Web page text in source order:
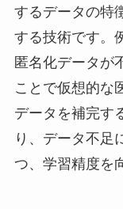
するデータの特
する技術です。
匿名化データが
ことで仮想的な
データを補完す
り、データ不足
つ、学習精度を